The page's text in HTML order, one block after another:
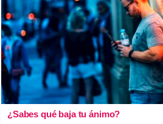
¿Sabes qué baja tu ánimo?